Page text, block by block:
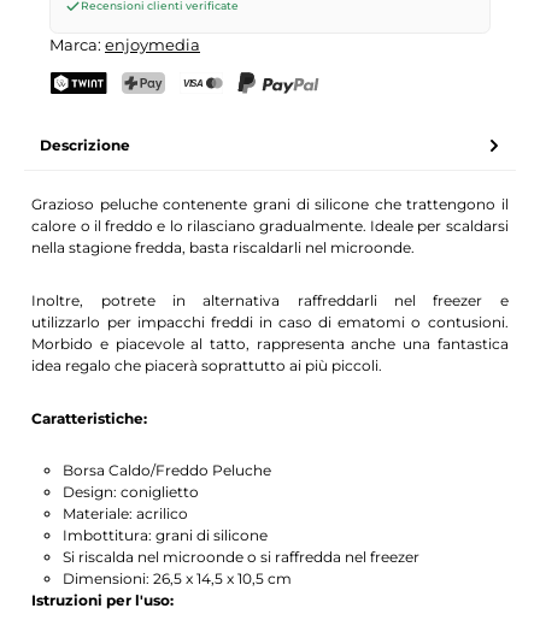
Invia richiesta
Recensioni clienti verificate
Marca: enjoymedia
Descrizione
Grazioso peluche contenente grani di silicone che trattengono il
calore o il freddo e lo rilasciano gradualmente. Ideale per scaldarsi
nella stagione fredda, basta riscaldarli nel microonde.
Inoltre, potrete in alternativa raffreddarli nel freezer e
utilizzarlo per impacchi freddi in caso di ematomi o contusioni.
Morbido e piacevole al tatto, rappresenta anche una fantastica
idea regalo che piacerà soprattutto ai più piccoli.
Caratteristiche:
Borsa Caldo/Freddo Peluche
Design: coniglietto
Materiale: acrilico
Imbottitura: grani di silicone
Si riscalda nel microonde o si raffredda nel freezer
Dimensioni: 26,5 x 14,5 x 10,5 cm
Istruzioni per l'uso: